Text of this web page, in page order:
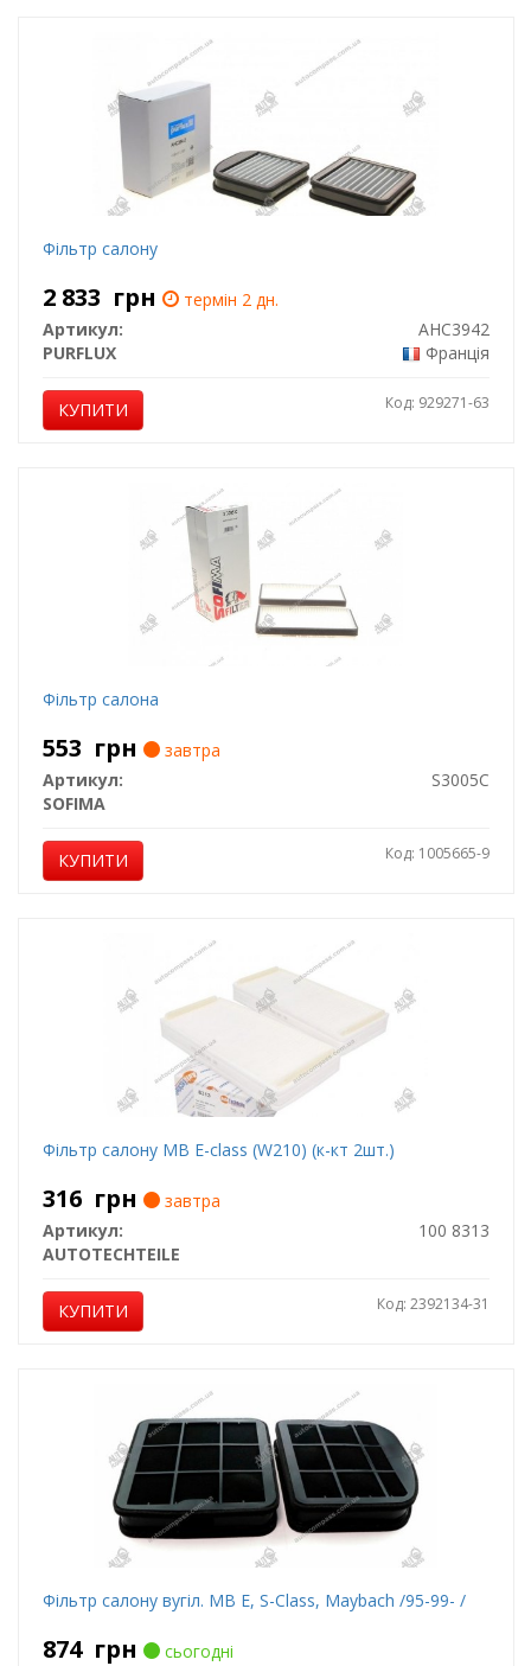
Фільтр салону
2 833 грн
термін 2 дн.
Артикул:
AHC3942
PURFLUX
Франція
КУПИТИ Код: 929271-63
Фільтр салона
553 грн
завтра
Артикул:
S3005C
SOFIMA
КУПИТИ Код: 1005665-9
Фільтр салону MB E-class (W210) (к-кт 2шт.)
316 грн
завтра
Артикул:
100 8313
AUTOTECHTEILE
КУПИТИ Код: 2392134-31
Фільтр салону вугіл. MB E, S-Class, Maybach /95-99- /
874 грн
сьогодні